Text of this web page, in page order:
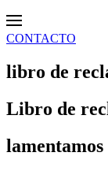
CONTACTO
libro de
Libro de
lamentamos